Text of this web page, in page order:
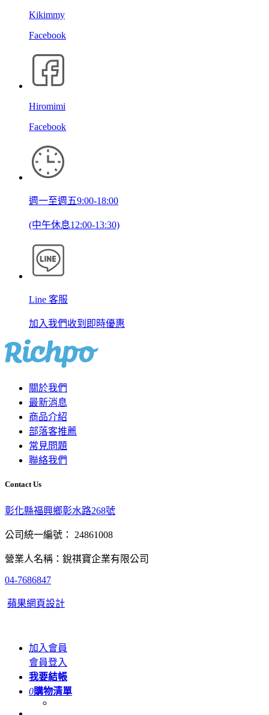
Kikimmy
Facebook
Hiromimi
Facebook
週一至週五9:00-18:00
(中午休息12:00-13:30)
Line 客服
加入我們收到即時優惠
關於我們
最新消息
商品介紹
部落客推薦
常見問題
聯絡我們
Contact Us
彰化縣福興鄉彰水路268號
公司統一編號： 24861008
營業人名稱：銳祺寶企業有限公司
04-7686847
蘋果網頁設計
加入會員
會員登入
我要結帳
0購物清單